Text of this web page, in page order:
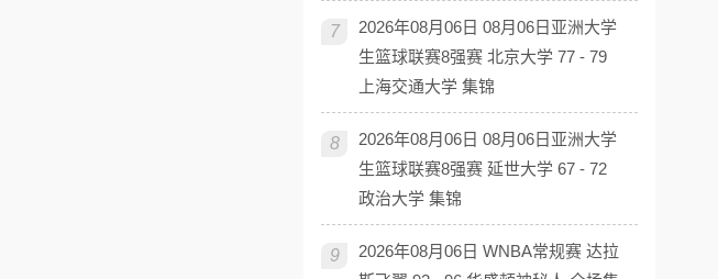
7
2026年08月06日 08月06日亚洲大学
生篮球联赛8强赛 北京大学 77 - 79
上海交通大学 集锦
8
2026年08月06日 08月06日亚洲大学
生篮球联赛8强赛 延世大学 67 - 72
政治大学 集锦
9
2026年08月06日 WNBA常规赛 达拉